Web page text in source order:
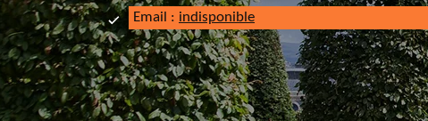
Email : indisponible